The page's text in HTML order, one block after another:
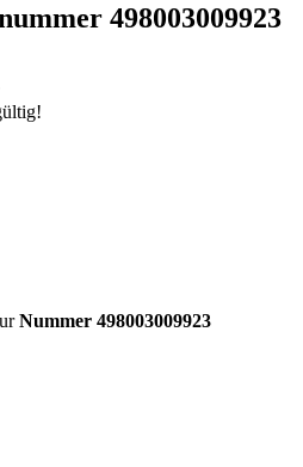
498003009923
Nummer 498003009923